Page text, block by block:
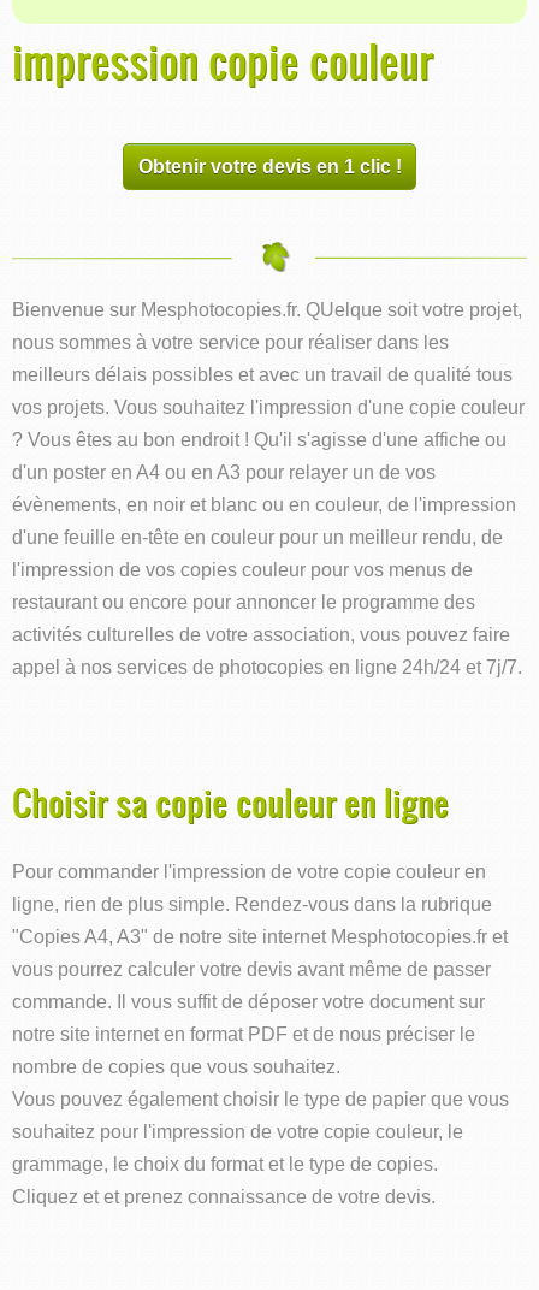
impression copie couleur
Obtenir votre devis en 1 clic !
Bienvenue sur Mesphotocopies.fr. QUelque soit votre projet,
nous sommes à votre service pour réaliser dans les
meilleurs délais possibles et avec un travail de qualité tous
vos projets. Vous souhaitez l'impression d'une copie couleur
? Vous êtes au bon endroit ! Qu'il s'agisse d'une affiche ou
d'un poster en A4 ou en A3 pour relayer un de vos
évènements, en noir et blanc ou en couleur, de l'impression
d'une feuille en-tête en couleur pour un meilleur rendu, de
l'impression de vos copies couleur pour vos menus de
restaurant ou encore pour annoncer le programme des
activités culturelles de votre association, vous pouvez faire
appel à nos services de photocopies en ligne 24h/24 et 7j/7.
Choisir sa copie couleur en ligne
Pour commander l'impression de votre copie couleur en
ligne, rien de plus simple. Rendez-vous dans la rubrique
"Copies A4, A3" de notre site internet Mesphotocopies.fr et
vous pourrez calculer votre devis avant même de passer
commande. Il vous suffit de déposer votre document sur
notre site internet en format PDF et de nous préciser le
nombre de copies que vous souhaitez.
Vous pouvez également choisir le type de papier que vous
souhaitez pour l'impression de votre copie couleur, le
grammage, le choix du format et le type de copies.
Cliquez et et prenez connaissance de votre devis.